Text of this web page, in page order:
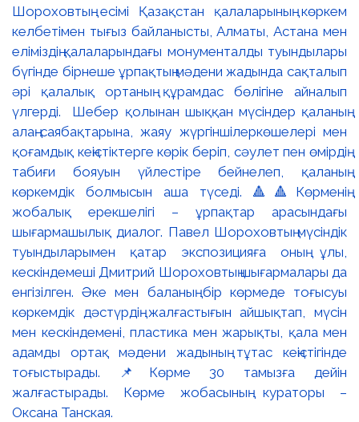
Шороховтың есімі Қазақстан қалаларының көркем
келбетімен тығыз байланысты, Алматы, Астана мен
еліміздің қалаларындағы монументалды туындылары
бүгінде бірнеше ұрпақтың мәдени жадында сақталып
әрі қалалық ортаның құрамдас бөлігіне айналып
үлгерді. Шебер қолынан шыққан мүсіндер қаланың
алаң-саябақтарына, жаяу жүргіншілеркөшелері мен
қоғамдық кеңістіктерге көрік беріп, сәулет пен өмірдің
табиғи бояуын үйлестіре бейнелеп, қаланың
көркемдік болмысын аша түседі. 🔺🔺Көрменің
жобалық ерекшелігі – ұрпақтар арасындағы
шығармашылық диалог. Павел Шороховтың мүсіндік
туындыларымен қатар экспозицияға оның ұлы,
кескіндемеші Дмитрий Шороховтың шығармалары да
енгізілген. Әке мен баланың бір көрмеде тоғысуы
көркемдік дәстүрдің жалғастығын айшықтап, мүсін
мен кескіндемені, пластика мен жарықты, қала мен
адамды ортақ мәдени жадының тұтас кеңістігінде
тоғыстырады. 📌Көрме 30 тамызға дейін
жалғастырады. Көрме жобасының кураторы –
Оксана Танская.